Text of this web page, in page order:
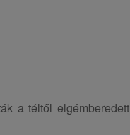
a téltől elgémberedett